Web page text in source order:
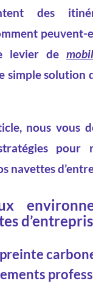
des
peuvent-
levier de
simple solution
nous vous
pour
navettes